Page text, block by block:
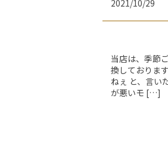
2021/10/29
当店は、季節
換しておりま
ねぇ と、言い
が悪いモ […]